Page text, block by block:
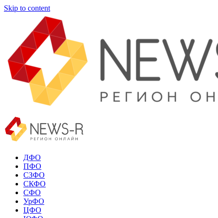
Skip to content
ДФО
ПФО
СЗФО
СКФО
СФО
УрФО
ЦФО